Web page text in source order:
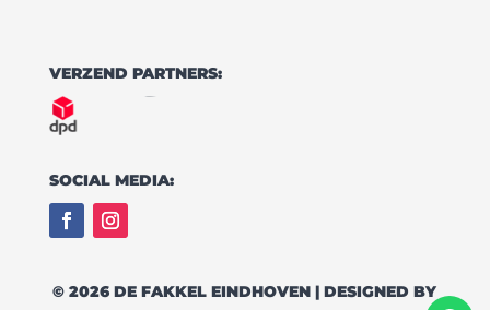
VERZEND PARTNERS:
SOCIAL MEDIA:
© 2026 DE FAKKEL EINDHOVEN | DESIGNED BY